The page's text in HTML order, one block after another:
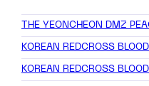
THE YEONCHEON DMZ
KOREAN REDCROSS